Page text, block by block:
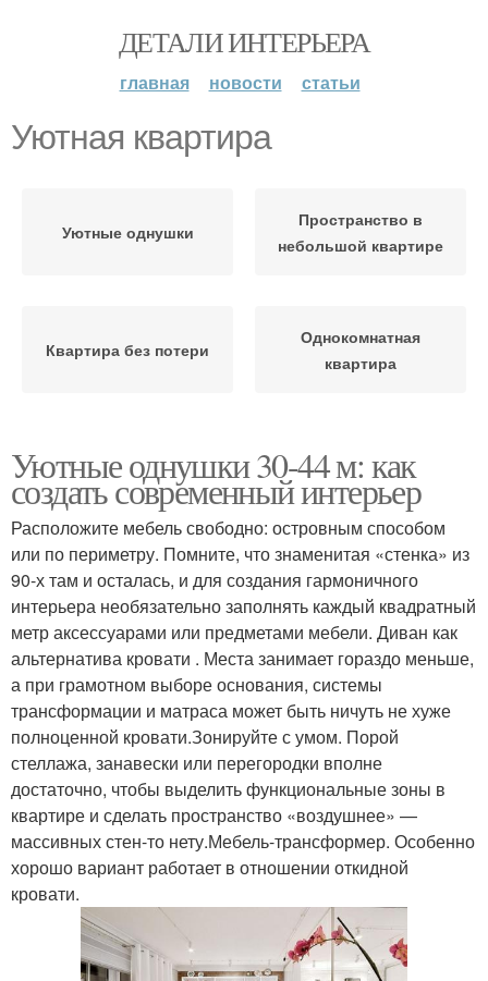
ДЕТАЛИ ИНТЕРЬЕРА
главная новости статьи
Уютная квартира
Уютные однушки
Пространство в
небольшой квартире
Квартира без потери
Однокомнатная
квартира
Уютные однушки 30-44 м: как
создать современный интерьер
Расположите мебель свободно: островным способом
или по периметру. Помните, что знаменитая «стенка» из
90-х там и осталась, и для создания гармоничного
интерьера необязательно заполнять каждый квадратный
метр аксессуарами или предметами мебели. Диван как
альтернатива кровати . Места занимает гораздо меньше,
а при грамотном выборе основания, системы
трансформации и матраса может быть ничуть не хуже
полноценной кровати.Зонируйте с умом. Порой
стеллажа, занавески или перегородки вполне
достаточно, чтобы выделить функциональные зоны в
квартире и сделать пространство «воздушнее» —
массивных стен-то нету.Мебель-трансформер. Особенно
хорошо вариант работает в отношении откидной
кровати.